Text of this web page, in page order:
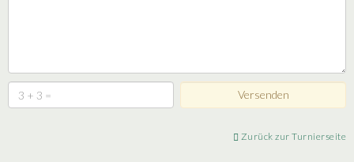
Zurück zur Turnierseite